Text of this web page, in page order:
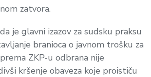
zatvora.
je glavni izazov za sudsku praksu
branioca o javnom trošku za
ZKP-u odbrana nije
kršenje obaveza koje proističu